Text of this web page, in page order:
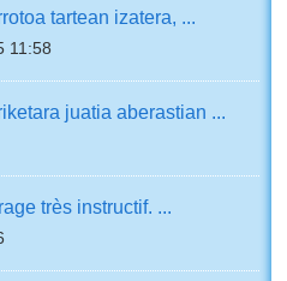
tartean izatera, ...
11:58
juatia aberastian ...
très instructif. ...